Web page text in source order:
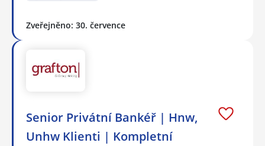
Zveřejněno: 30. července
Senior Privátní Bankéř | Hnw,
Unhw Klienti | Kompletní